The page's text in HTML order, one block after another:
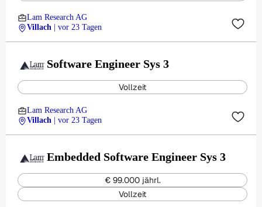
Lam Research AG
Villach
| vor 23 Tagen
Software Engineer Sys 3
Vollzeit
Lam Research AG
Villach
| vor 23 Tagen
Embedded Software Engineer Sys 3
€ 99.000 jährl.
Vollzeit